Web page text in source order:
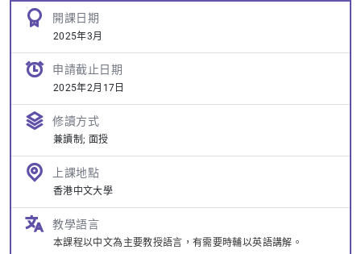
開課日期
2025年3月
申請截止日期
2025年2月17日
修讀方式
兼讀制; 面授
上課地點
香港中文大學
教學語言
本課程以中文為主要教授語言，有需要時輔以英語講解。